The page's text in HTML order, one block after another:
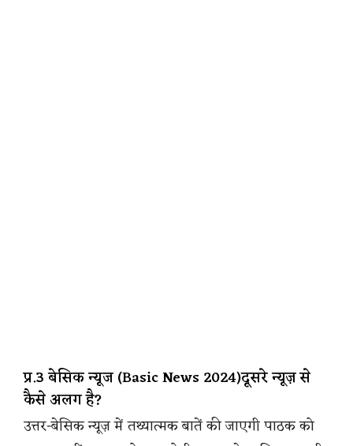
प्र.3 बेसिक न्यूज (Basic News 2024)दूसरे न्यूज़ से
कैसे अलग है?
उत्तर-बेसिक न्यूज़ में तथ्यात्मक बातें की जाएगी पाठक को